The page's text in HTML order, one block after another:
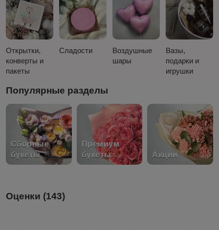
Открытки,
конверты и
пакеты
Сладости
Воздушные
шары
Вазы,
подарки и
игрушки
Популярные разделы
Сборные
букеты
Премиум
букеты
Акции
Оценки (143)